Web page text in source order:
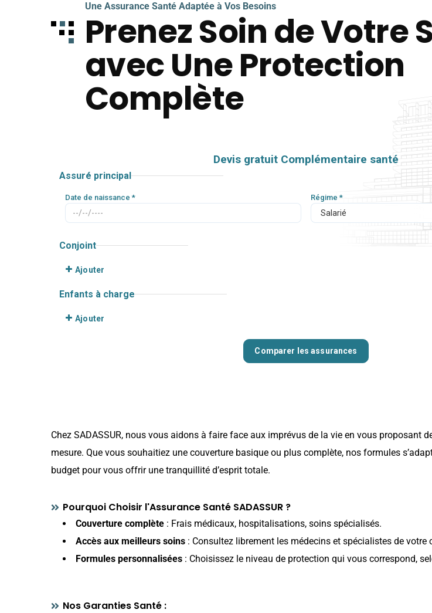
Une Assurance Santé Adaptée à Vos Besoins
Prenez Soin de Votre
avec Une Protection
Complète
Chez SADASSUR, nous vous aidons à faire face aux imprévus de la vie en vous proposant
mesure. Que vous souhaitiez une couverture basique ou plus complète, nos formules
budget pour vous offrir une tranquillité d’esprit totale.
Pourquoi Choisir l'Assurance Santé SADASSUR ?
Couverture complète : Frais médicaux, hospitalisations, soins spécialisés.
Accès aux meilleurs soins : Consultez librement les médecins et spécialistes de votre
Formules personnalisées : Choisissez le niveau de protection qui vous correspond,
Nos Garanties Santé :